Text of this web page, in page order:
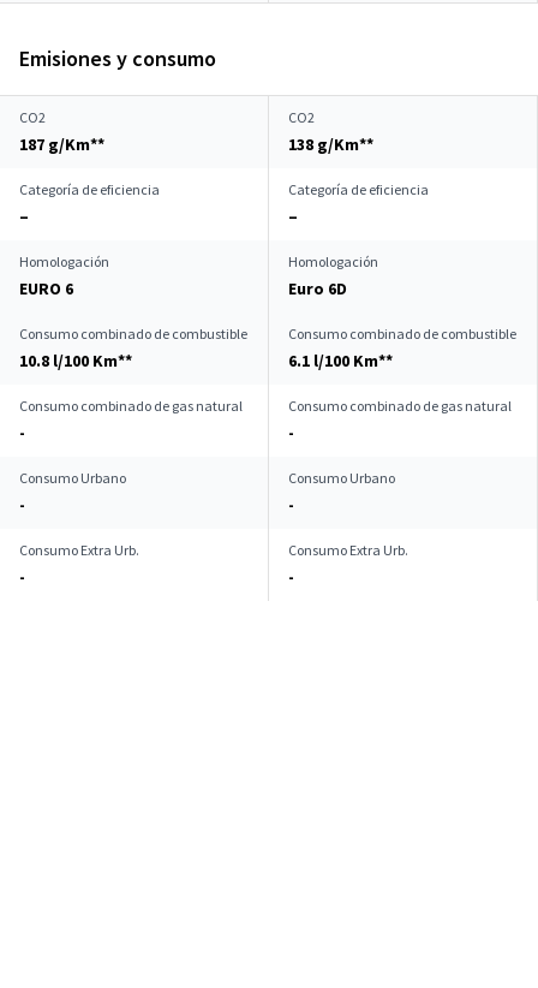
Emisiones y consumo
CO2
187 g/Km**
CO2
138 g/Km**
Categoría de eficiencia
–
Categoría de eficiencia
–
Homologación
EURO 6
Homologación
Euro 6D
Consumo combinado de combustible
10.8 l/100 Km**
Consumo combinado de combustible
6.1 l/100 Km**
Consumo combinado de gas natural
-
Consumo combinado de gas natural
-
Consumo Urbano
-
Consumo Urbano
-
Consumo Extra Urb.
-
Consumo Extra Urb.
-